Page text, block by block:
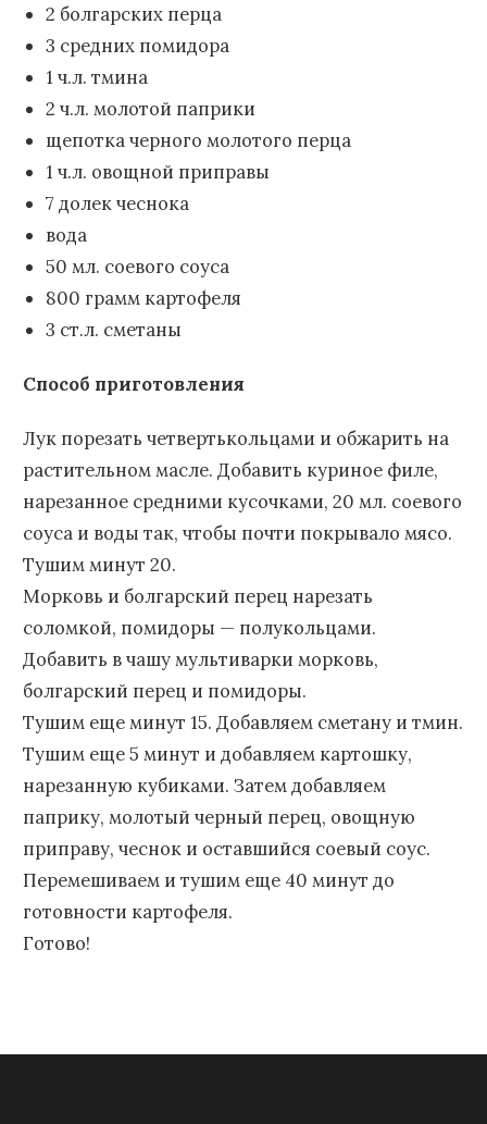
2 болгарских перца
3 средних помидора
1 ч.л. тмина
2 ч.л. молотой паприки
щепотка черного молотого перца
1 ч.л. овощной приправы
7 долек чеснока
вода
50 мл. соевого соуса
800 грамм картофеля
3 ст.л. сметаны
Способ приготовления
Лук порезать четвертькольцами и обжарить на
растительном масле. Добавить куриное филе,
нарезанное средними кусочками, 20 мл. соевого
соуса и воды так, чтобы почти покрывало мясо.
Тушим минут 20.
Морковь и болгарский перец нарезать
соломкой, помидоры — полукольцами.
Добавить в чашу мультиварки морковь,
болгарский перец и помидоры.
Тушим еще минут 15. Добавляем сметану и тмин.
Тушим еще 5 минут и добавляем картошку,
нарезанную кубиками. Затем добавляем
паприку, молотый черный перец, овощную
приправу, чеснок и оставшийся соевый соус.
Перемешиваем и тушим еще 40 минут до
готовности картофеля.
Готово!